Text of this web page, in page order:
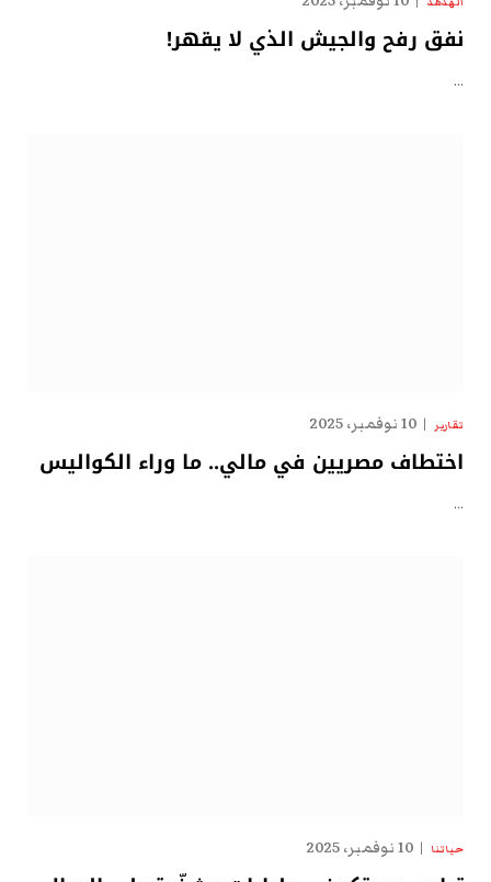
نفق رفح والجيش الذي لا يقهر!
…
تقارير 10 نوفمبر، 2025
اختطاف مصريين في مالي.. ما وراء الكواليس
…
حياتنا 10 نوفمبر، 2025